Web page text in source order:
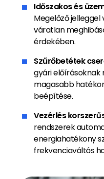
Időszakos és
Megelőző
váratlan
érdekében.
Szűrőbetétek
gyári előírásoknak
magasabb
beépítése.
Vezérlés
rendszerek
energiahatékony
frekvenciaváltós